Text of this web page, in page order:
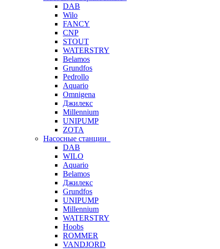
DAB
Wilo
FANCY
CNP
STOUT
WATERSTRY
Belamos
Grundfos
Pedrollo
Aquario
Omnigena
Джилекс
Millennium
UNIPUMP
ZOTA
Насосные станции
DAB
WILO
Aquario
Belamos
Джилекс
Grundfos
UNIPUMP
Millennium
WATERSTRY
Hoobs
ROMMER
VANDJORD